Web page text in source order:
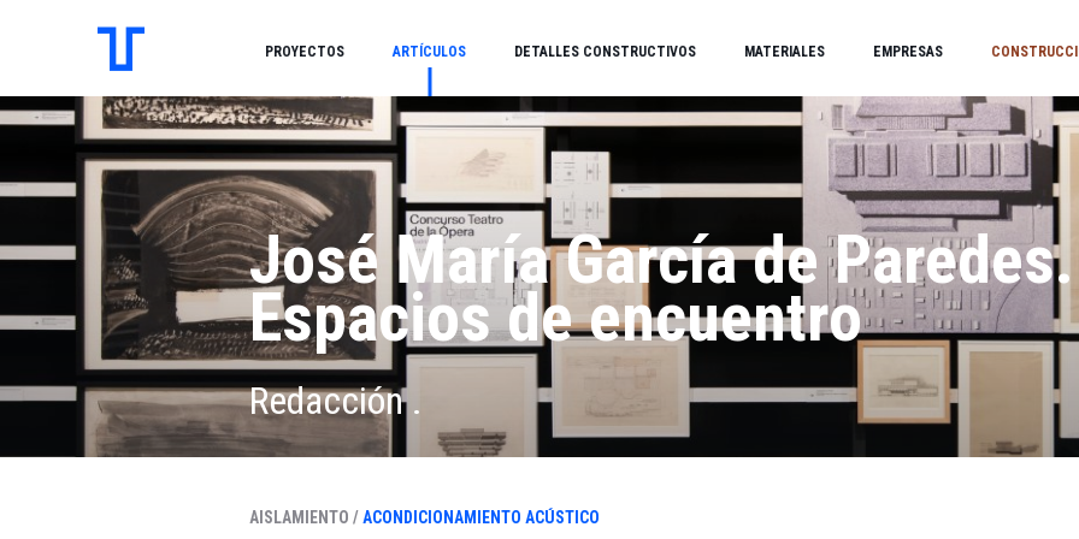
PROYECTOS ARTÍCULOS DETALLES CONSTRUCTIVOS MATERIALES EMPRESAS
José María García de Paredes.
Espacios de encuentro
Redacción .
AISLAMIENTO /ACONDICIONAMIENTO ACÚSTICO